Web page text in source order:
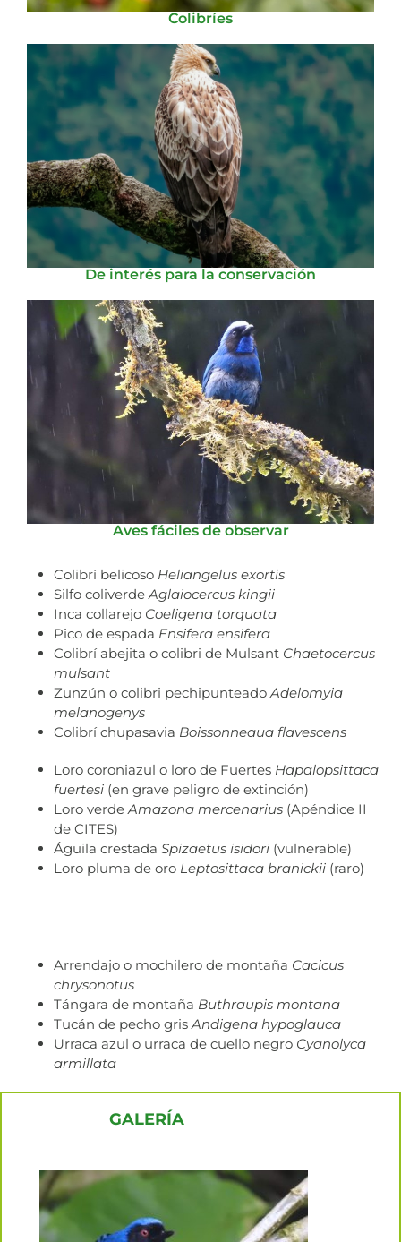
Colibríes
De interés para la conservación
Aves fáciles de observar
Colibrí belicoso Heliangelus exortis
Silfo coliverdeAglaiocercus kingii
Inca collarejo Coeligena torquata
Pico de espada Ensifera ensifera
Colibrí abejita o colibri de Mulsant Chaetocercus
mulsant
Zunzún o colibri pechipunteadoAdelomyia
melanogenys
Colibrí chupasavia Boissonneaua flavescens
Loro coroniazul o loro de Fuertes Hapalopsittaca
fuertesi (en grave peligro de extinción)
Loro verdeAmazona mercenarius (Apéndice II
de CITES)
Águila crestada Spizaetus isidori (vulnerable)
Loro pluma de oro Leptosittaca branickii (raro)
Arrendajo o mochilero de montaña Cacicus
chrysonotus
Tángara de montaña Buthraupis montana
Tucán de pecho grisAndigena hypoglauca
Urraca azul o urraca de cuello negro Cyanolyca
armillata
GALERÍA